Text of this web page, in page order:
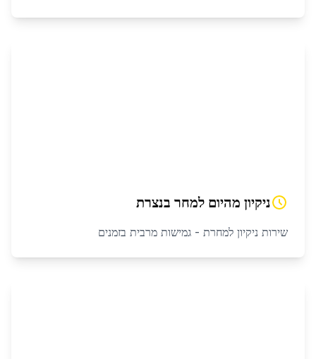
ניקיון מהיום למחר בנצרת
שירות ניקיון למחרת - גמישות מרבית בזמנים